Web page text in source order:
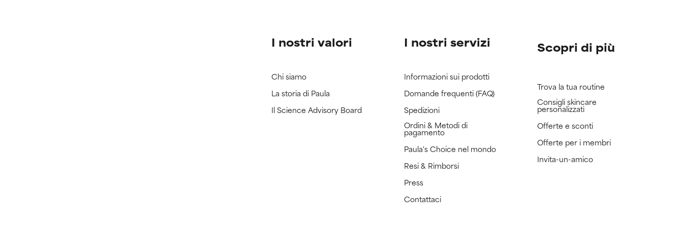
I nostri valori
Chi siamo
La storia di Paula
Il Science Advisory Board
I nostri servizi
Informazioni sui prodotti
Domande frequenti (FAQ)
Spedizioni
Ordini & Metodi di
pagamento
Paula's Choice nel mondo
Resi & Rimborsi
Press
Contattaci
Scopri di più
Trova la tua routine
Consigli skincare
personalizzati
Offerte e sconti
Offerte per i membri
Invita-un-amico